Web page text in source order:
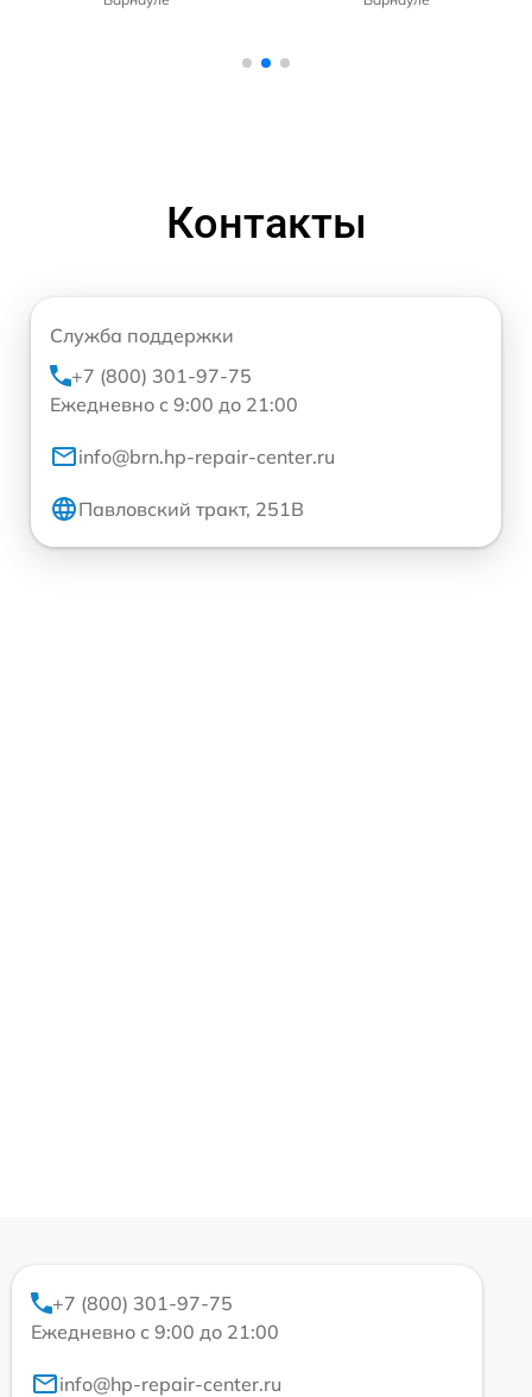
Контакты
Служба поддержки
+7 (800) 301-97-75
Ежедневно с 9:00 до 21:00
info@brn.hp-repair-center.ru
Павловский тракт, 251В
+7 (800) 301-97-75
Ежедневно с 9:00 до 21:00
info@hp-repair-center.ru